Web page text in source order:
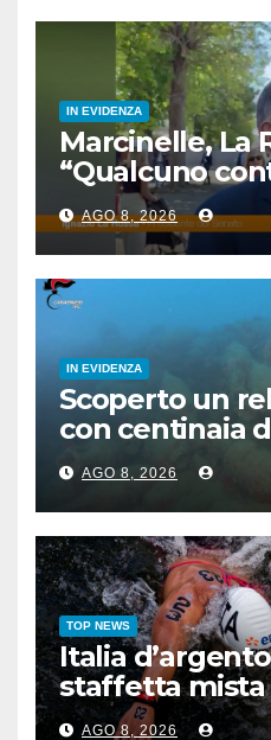
IN EVIDENZA
Marcinelle, La
“Qualcuno
voltare le
AGO 8, 2026
IN EVIDENZA
Scoperto un
con centinaia
largo di Mazara
AGO 8, 2026
TOP NEWS
Italia
staffetta mista
nuoto di fondo
AGO 8, 2026